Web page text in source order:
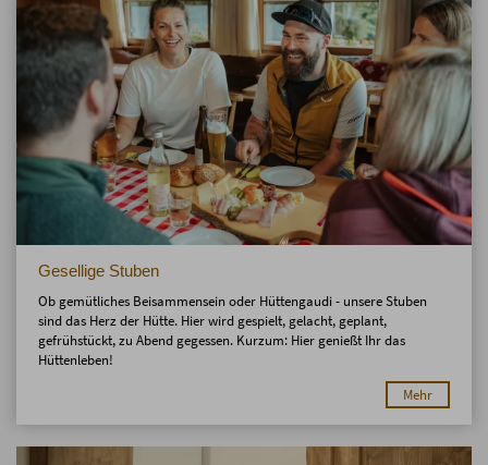
Gesellige Stuben
Ob gemütliches Beisammensein oder Hüttengaudi - unsere Stuben
sind das Herz der Hütte. Hier wird gespielt, gelacht, geplant,
gefrühstückt, zu Abend gegessen. Kurzum: Hier genießt Ihr das
Hüttenleben!
Mehr